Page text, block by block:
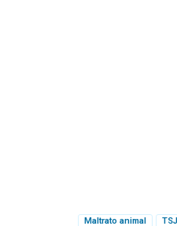
Maltrato animal